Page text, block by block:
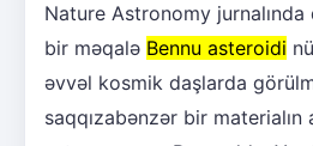
Nature Astronomy
bir məqalə Bennu asteroidi
əvvəl kosmik daşlarda
saqqızabənzər bir materialın